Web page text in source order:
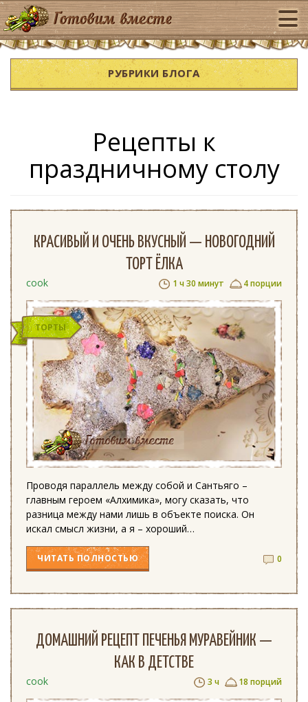
РУБРИКИ БЛОГА
Рецепты к
праздничному столу
КРАСИВЫЙ И ОЧЕНЬ ВКУСНЫЙ — НОВОГОДНИЙ
ТОРТ ЁЛКА
cook 1 ч 30 минут 4 порции
ТОРТЫ
Проводя параллель между собой и Сантьяго –
главным героем «Алхимика», могу сказать, что
разница между нами лишь в объекте поиска. Он
искал смысл жизни, а я – хороший…
ЧИТАТЬ ПОЛНОСТЬЮ 0
ДОМАШНИЙ РЕЦЕПТ ПЕЧЕНЬЯ МУРАВЕЙНИК —
КАК В ДЕТСТВЕ
cook 3 ч 18 порций